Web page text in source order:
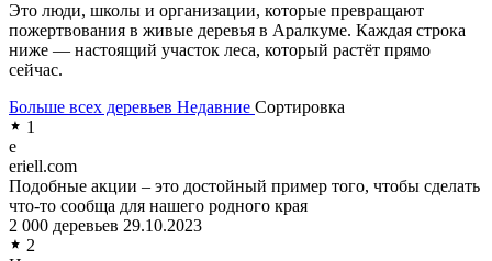
Это люди, школы и организации, которые превращают
пожертвования в живые деревья в Аралкуме. Каждая строка
ниже — настоящий участок леса, который растёт прямо
сейчас.
Больше всех деревьев Недавние Сортировка
1
e
eriell.com
Подобные акции – это достойный пример того, чтобы сделать
что-то сообща для нашего родного края
2 000 деревьев 29.10.2023
2